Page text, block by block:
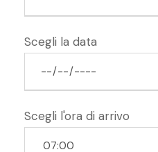
Scegli la data
Scegli l'ora di arrivo